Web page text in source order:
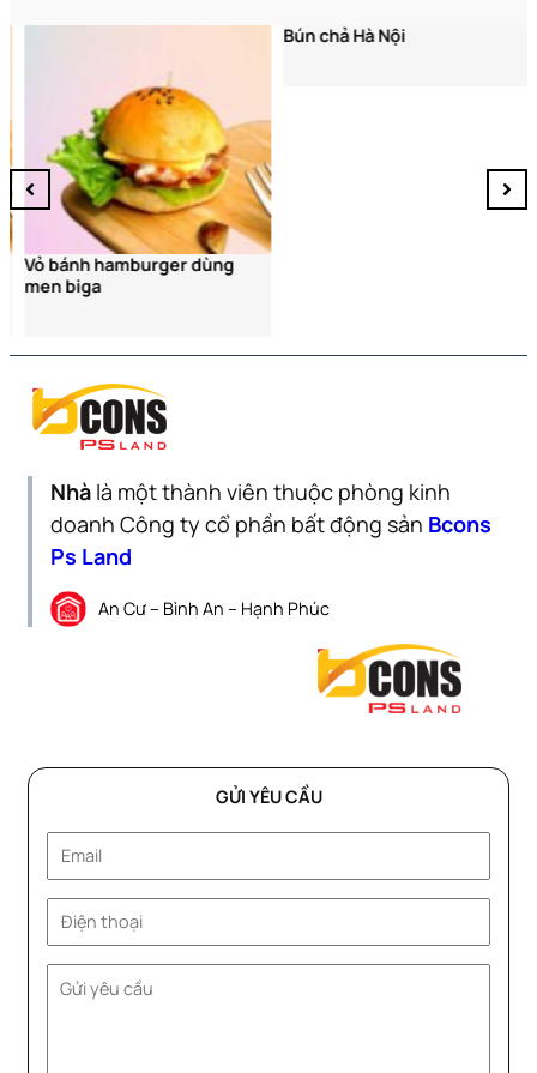
Vỏ bánh hamburger dùng
men biga
Bún chả Hà Nội
Nhà là một thành viên thuộc phòng kinh
doanh Công ty cổ phần bất động sản Bcons
Ps Land
An Cư – Bình An – Hạnh Phúc
GỬI YÊU CẦU